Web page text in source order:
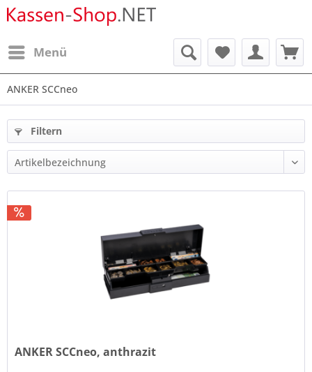
Menü
ANKER SCCneo
Filtern
ANKER SCCneo, anthrazit